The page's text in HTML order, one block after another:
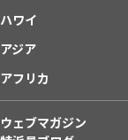
ハワイ
アジア
アフリカ
ウェブマガジン